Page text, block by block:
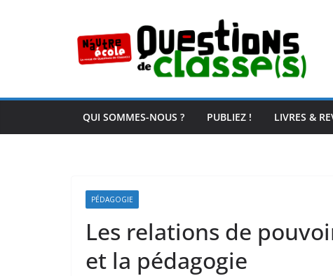
QUI SOMMES-NOUS ? PUBLIEZ ! LIVRES &
PÉDAGOGIE
Les relations de
et la pédagogie